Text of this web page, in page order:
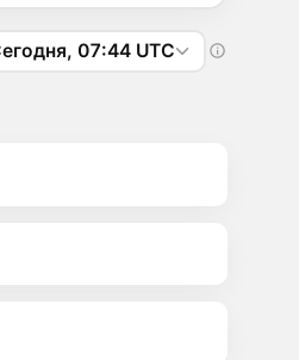
07:44 UTC